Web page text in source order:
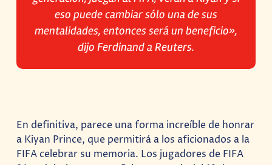
eso puede cambiar sólo una de sus
mentalidades, entonces será un beneficio»,
dijo Ferdinand a Reuters.
En definitiva, parece una forma increíble de honrar
a Kiyan Prince, que permitirá a los aficionados a la
FIFA celebrar su memoria. Los jugadores de FIFA